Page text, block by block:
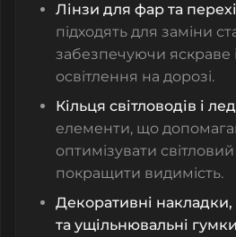
Лінзи для фар та
підходять для заміни
забезпечуючи яскраве
освітлення на дорозі.
Кільця світловодів і
елементи, що
оптимізувати світловий
покращити видимість.
Декоративні
та ущільнювальні гумки